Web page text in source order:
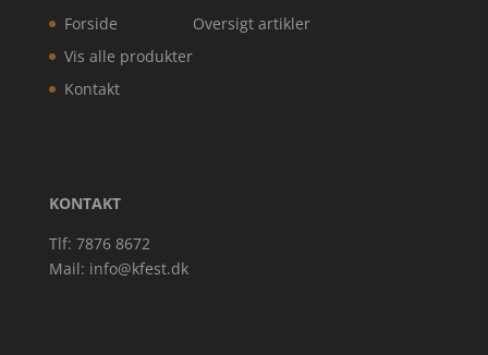
Forside
Vis alle produkter
Kontakt
Oversigt artikler
KONTAKT
Tlf: 7876 8672
Mail: info@kfest.dk